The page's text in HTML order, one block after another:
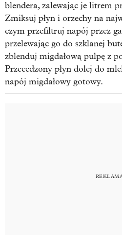
blendera, zalewając je litrem
Zmiksuj płyn i orzechy na
czym przefiltruj napój przez
przelewając go do szklanej
zblenduj migdałową pulpę z
Przecedzony płyn dolej do
napój migdałowy gotowy.